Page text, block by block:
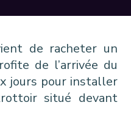
de racheter un
de l’arrivée du
jours pour installer
situé devant